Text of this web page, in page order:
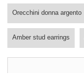
Orecchini donna argento
Amber stud earrings